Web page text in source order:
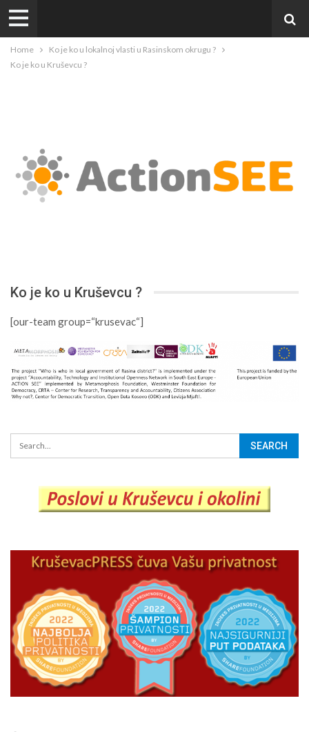
Home
Ko je ko u lokalnoj vlasti u Rasinskom okrugu ?
Ko je ko u Kruševcu ?
Ko je ko u Kruševcu ?
[our-team group=“krusevac“]